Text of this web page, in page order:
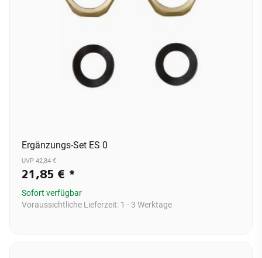
Ergänzungs-Set ES 0
UVP 42,84 €
21,85 € *
Sofort verfügbar
Voraussichtliche Lieferzeit: 1 - 3 Werktage